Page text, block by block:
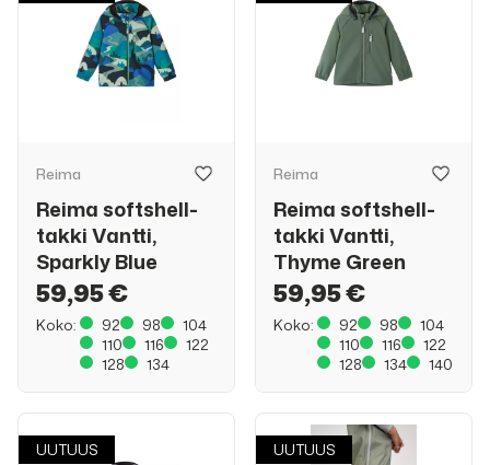
Reima
Reima softshell-
takki Vantti,
Sparkly Blue
59,95 €
Koko: 92 98
104
110
116
122
128
134
Reima
Reima softshell-
takki Vantti,
Thyme Green
59,95 €
Koko: 92 98
104
110
116
122
128
134 140
UUTUUS UUTUUS